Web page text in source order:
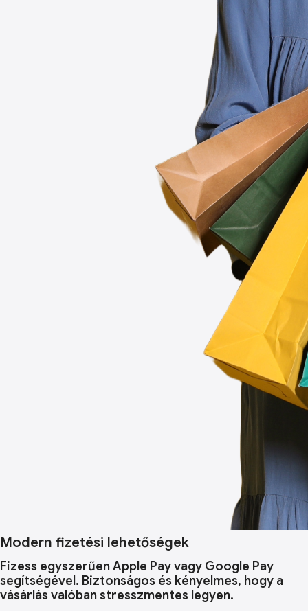
Modern fizetési lehetőségek
Fizess egyszerűen Apple Pay vagy Google Pay
segítségével. Biztonságos és kényelmes, hogy a
vásárlás valóban stresszmentes legyen.